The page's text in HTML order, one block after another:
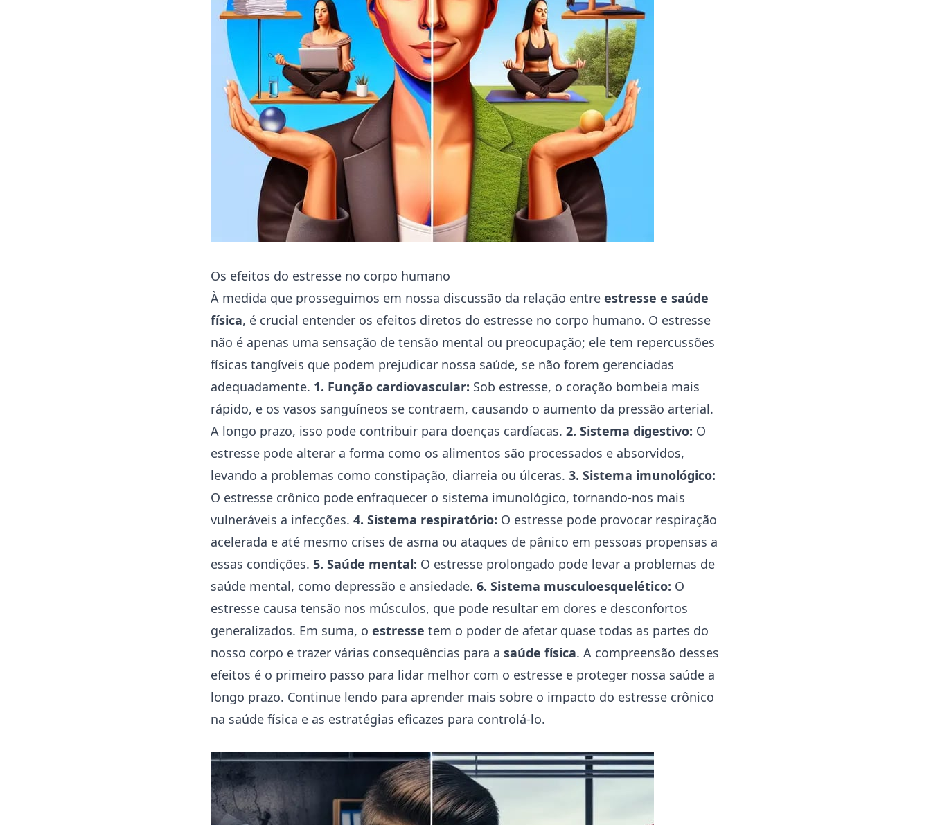
Os efeitos do estresse no corpo humano
À medida que prosseguimos em nossa discussão da relação entre estresse e saúde
física, é crucial entender os efeitos diretos do estresse no corpo humano. O estresse
não é apenas uma sensação de tensão mental ou preocupação; ele tem repercussões
físicas tangíveis que podem prejudicar nossa saúde, se não forem gerenciadas
adequadamente. 1. Função cardiovascular: Sob estresse, o coração bombeia mais
rápido, e os vasos sanguíneos se contraem, causando o aumento da pressão arterial.
A longo prazo, isso pode contribuir para doenças cardíacas. 2. Sistema digestivo: O
estresse pode alterar a forma como os alimentos são processados e absorvidos,
levando a problemas como constipação, diarreia ou úlceras. 3. Sistema imunológico:
O estresse crônico pode enfraquecer o sistema imunológico, tornando-nos mais
vulneráveis a infecções. 4. Sistema respiratório: O estresse pode provocar respiração
acelerada e até mesmo crises de asma ou ataques de pânico em pessoas propensas a
essas condições. 5. Saúde mental: O estresse prolongado pode levar a problemas de
saúde mental, como depressão e ansiedade. 6. Sistema musculoesquelético: O
estresse causa tensão nos músculos, que pode resultar em dores e desconfortos
generalizados. Em suma, o estresse tem o poder de afetar quase todas as partes do
nosso corpo e trazer várias consequências para a saúde física. A compreensão desses
efeitos é o primeiro passo para lidar melhor com o estresse e proteger nossa saúde a
longo prazo. Continue lendo para aprender mais sobre o impacto do estresse crônico
na saúde física e as estratégias eficazes para controlá-lo.